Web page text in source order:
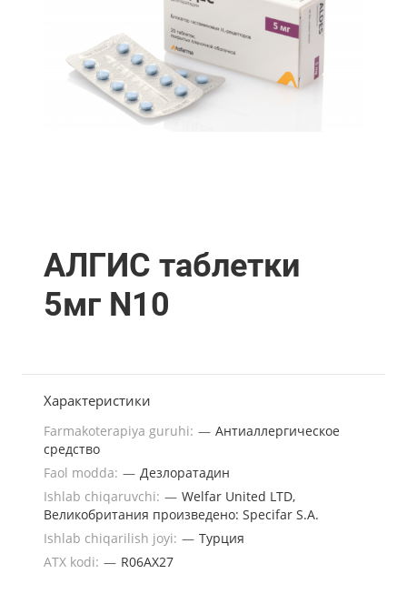
АЛГИС таблетки
5мг N10
Характеристики
Farmakoterapiya guruhi: — Антиаллергическое
средство
Faol modda: — Дезлоратадин
Ishlab chiqaruvchi: — Welfar United LTD,
Великобритания произведено: Specifar S.A.
Ishlab chiqarilish joyi: — Турция
ATX kodi: — R06AX27